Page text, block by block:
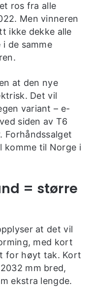
ros fra alle
Men vinneren
ikke dekke alle
i de samme
at den nye
Det vil
variant – e-
siden av T6
Forhåndssalget
komme til Norge i
= større
at det vil
med kort
for høyt tak. Kort
mm bred,
ekstra lengde.